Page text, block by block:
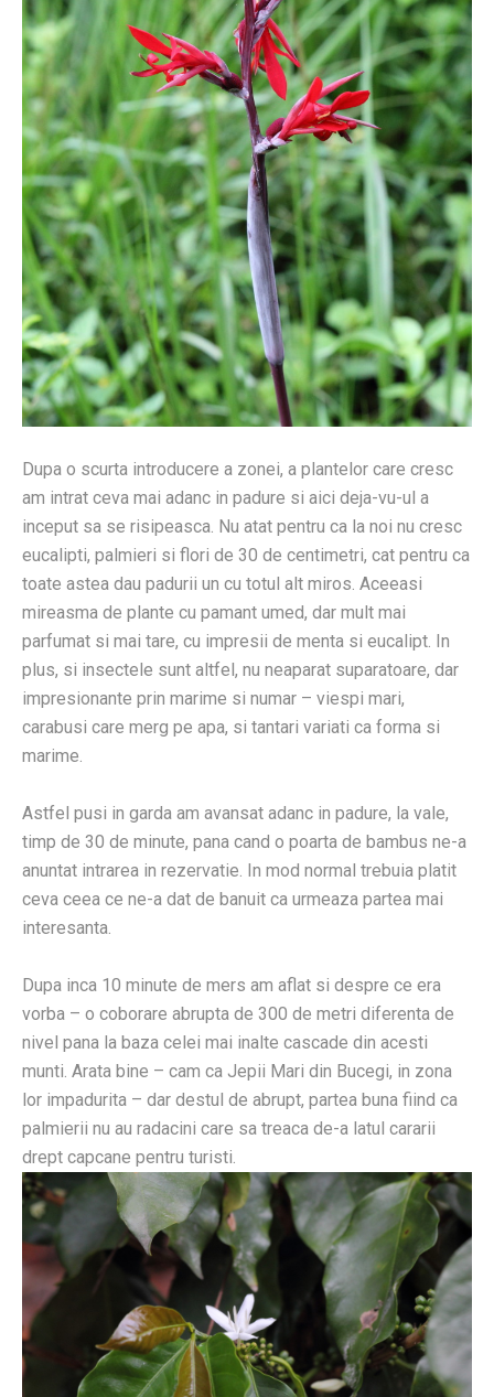
Dupa o scurta introducere a zonei, a plantelor care cresc
am intrat ceva mai adanc in padure si aici deja-vu-ul a
inceput sa se risipeasca. Nu atat pentru ca la noi nu cresc
eucalipti, palmieri si flori de 30 de centimetri, cat pentru ca
toate astea dau padurii un cu totul alt miros. Aceeasi
mireasma de plante cu pamant umed, dar mult mai
parfumat si mai tare, cu impresii de menta si eucalipt. In
plus, si insectele sunt altfel, nu neaparat suparatoare, dar
impresionante prin marime si numar – viespi mari,
carabusi care merg pe apa, si tantari variati ca forma si
marime.
Astfel pusi in garda am avansat adanc in padure, la vale,
timp de 30 de minute, pana cand o poarta de bambus ne-a
anuntat intrarea in rezervatie. In mod normal trebuia platit
ceva ceea ce ne-a dat de banuit ca urmeaza partea mai
interesanta.
Dupa inca 10 minute de mers am aflat si despre ce era
vorba – o coborare abrupta de 300 de metri diferenta de
nivel pana la baza celei mai inalte cascade din acesti
munti. Arata bine – cam ca Jepii Mari din Bucegi, in zona
lor impadurita – dar destul de abrupt, partea buna fiind ca
palmierii nu au radacini care sa treaca de-a latul cararii
drept capcane pentru turisti.